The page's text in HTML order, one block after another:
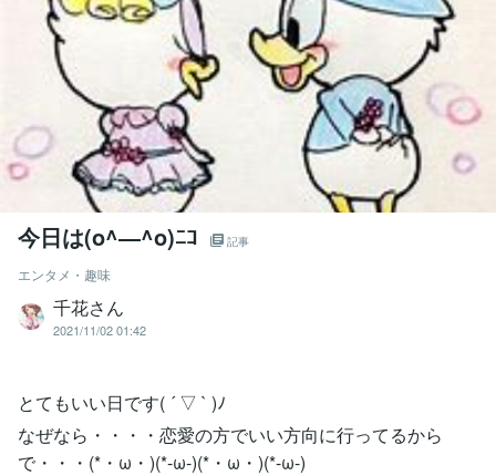
今日は(o^―^o)ﾆｺ 記事
エンタメ・趣味
千花さん
2021/11/02 01:42
とてもいい日です( ´ ▽ ` )ﾉ
なぜなら・・・・恋愛の方でいい方向に行ってるから
で・・・(*・ω・)(*-ω-)(*・ω・)(*-ω-)